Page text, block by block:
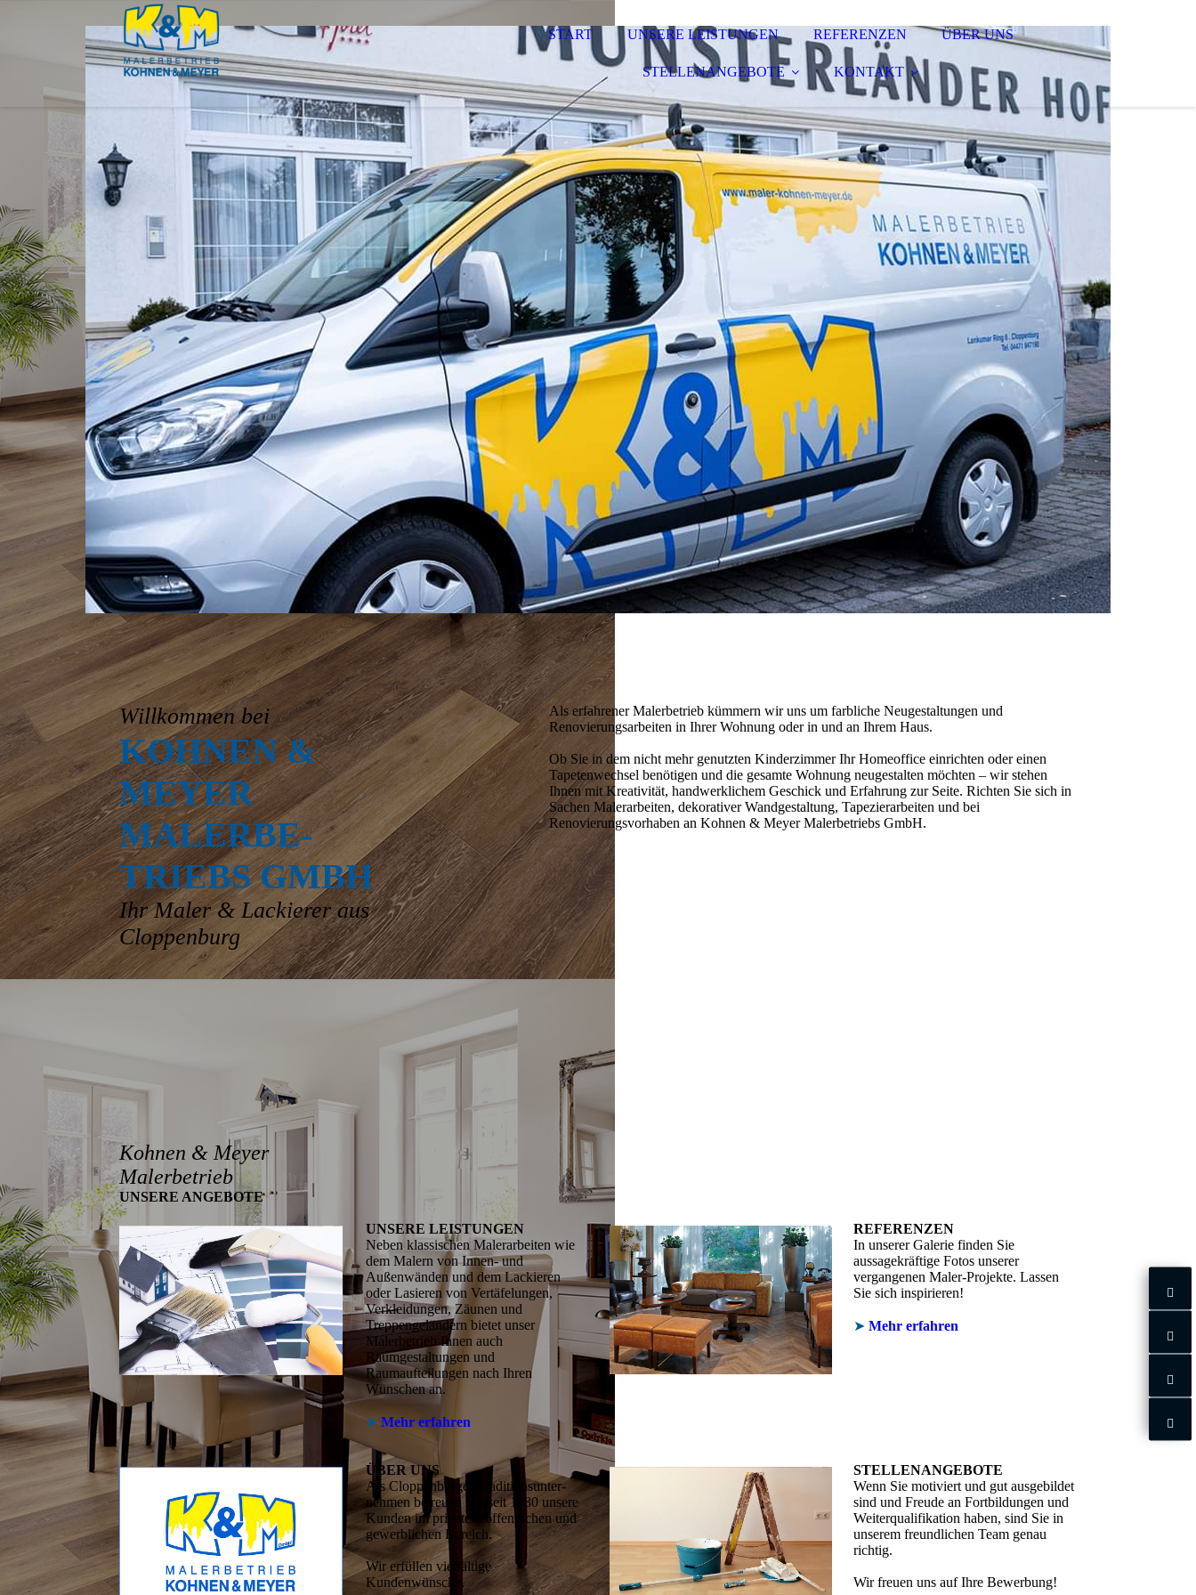
START UNSERE LEISTUNGEN REFERENZEN ÜBER UNS
STELLENANGEBOTE KONTAKT
Willkommen bei
KOHNEN &
MEYER
MALERBE­
TRIEBS GMBH
Ihr Maler & Lackierer aus
Cloppenburg
Als erfahrener Malerbetrieb kümmern wir uns um farbliche Neugestaltungen und
Renovierungsarbeiten in Ihrer Wohnung oder in und an Ihrem Haus.
Ob Sie in dem nicht mehr genutzten Kinderzimmer Ihr Homeoffice einrichten oder einen
Tapetenwechsel benötigen und die gesamte Wohnung neugestalten möchten – wir stehen
Ihnen mit Kreativität, hand­werklichem Geschick und Erfahrung zur Seite. Richten Sie sich in
Sachen Malerarbeiten, dekorativer Wandgestaltung, Tapezier­arbeiten und bei
Renovierungsvorhaben an Kohnen & Meyer Malerbetriebs GmbH.
Kohnen & Meyer
Malerbetrieb
UNSERE ANGEBOTE
UNSERE LEISTUNGEN
Neben klassischen Malerarbeiten wie
dem Malern von Innen- und
Außenwänden und dem Lackieren
oder Lasieren von Vertäfelungen,
Verkleidungen, Zäunen und
Treppengeländern bietet unser
Malerbetrieb Ihnen auch
Raumgestaltungen und
Raumaufteilungen nach Ihren
Wünschen an.
➤ Mehr erfahren
REFERENZEN
In unserer Galerie finden Sie
aussagekräftige Fotos unserer
vergangenen Maler-Projekte. Lassen
Sie sich inspirieren!
➤ Mehr erfahren
ÜBER UNS
Als Cloppenburger Traditions­unter­
nehmen betreuen wir seit 1980 unsere
Kunden im priva­ten, öffentlichen und
gewerblichen Bereich.
Wir erfüllen vielfältige
Kundenwünsche.
STELLENANGEBOTE
Wenn Sie motiviert und gut ausgebildet
sind und Freude an Fortbildungen und
Weiterqualifikation haben, sind Sie in
unserem freundlichen Team genau
richtig.
Wir freuen uns auf Ihre Bewerbung!